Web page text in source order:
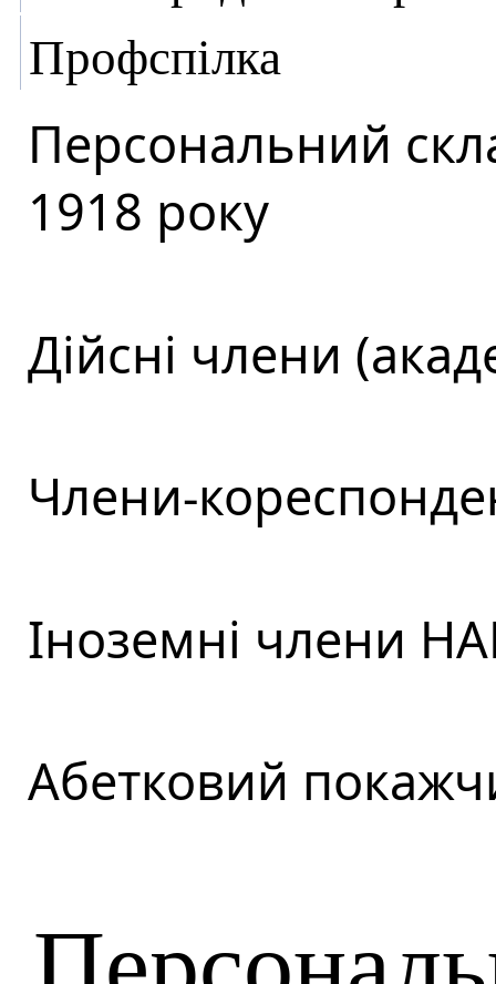
Профспілка
Персональний
1918 року
Дійсні члени
Члени-
Іноземні члени
Абетковий